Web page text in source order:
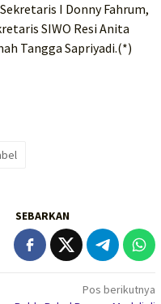
I Donny Fahrum,
SIWO Resi Anita
Tangga Sapriyadi.(*)
SEBARKAN
Pos berikutnya